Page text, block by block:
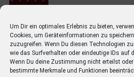
Um Dir ein optimales Erlebnis zu bieten,
Cookies, um Geräteinformationen zu
zuzugreifen. Wenn Du diesen Technologien
wie das Surfverhalten oder eindeutige IDs auf
Wenn Du deine Zustimmung nicht erteilst
bestimmte Merkmale und Funktionen